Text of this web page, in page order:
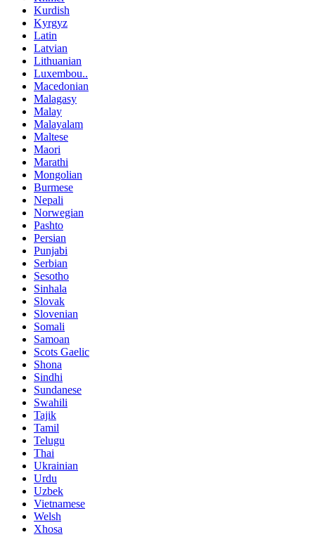
Kurdish
Kyrgyz
Latin
Latvian
Lithuanian
Luxembou..
Macedonian
Malagasy
Malay
Malayalam
Maltese
Maori
Marathi
Mongolian
Burmese
Nepali
Norwegian
Pashto
Persian
Punjabi
Serbian
Sesotho
Sinhala
Slovak
Slovenian
Somali
Samoan
Scots Gaelic
Shona
Sindhi
Sundanese
Swahili
Tajik
Tamil
Telugu
Thai
Ukrainian
Urdu
Uzbek
Vietnamese
Welsh
Xhosa